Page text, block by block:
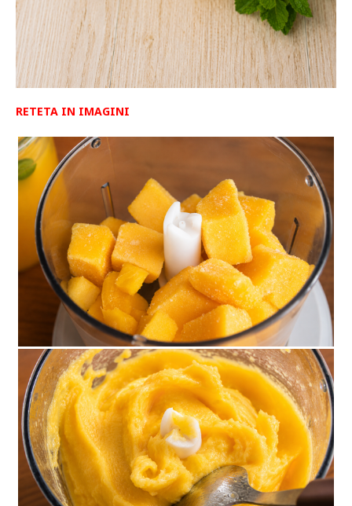
RETETA IN IMAGINI